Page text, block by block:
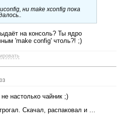
ни make xconfig пока
на консоль? Ты ядро
'make config' чтоль?! ;)
настолько чайник ;)
Скачал, распаковал и …